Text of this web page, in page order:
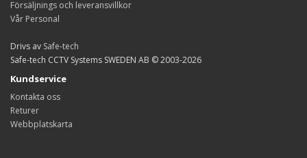
Försäljnings och leveransvillkor
Vår Personal
Drivs av Safe-tech
Safe-tech CCTV Systems SWEDEN AB © 2003-2026
Kundservice
Kontakta oss
Returer
Webbplatskarta